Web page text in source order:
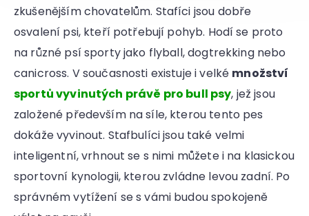
zkušenějším chovatelům. Stafíci jsou dobře
osvalení psi, kteří potřebují pohyb. Hodí se proto
na různé psí sporty jako flyball, dogtrekking nebo
canicross. V současnosti existuje i velké množství
sportůvyvinutých právě pro bull psy, jež jsou
založené především na síle, kterou tento pes
dokáže vyvinout. Stafbulíci jsou také velmi
inteligentní, vrhnout se s nimi můžete i na klasickou
sportovní kynologii, kterou zvládne levou zadní. Po
správném vytížení se s vámi budou spokojeně